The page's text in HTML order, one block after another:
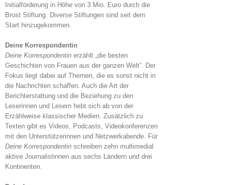
Initialförderung in Höhe von 3 Mio. Euro durch die
Brost Stiftung. Diverse Stiftungen sind seit dem
Start hinzugekommen.
Deine Korrespondentin
Deine Korrespondentin erzählt „die besten
Geschichten von Frauen aus der ganzen Welt”. Der
Fokus liegt dabei auf Themen, die es sonst nicht in
die Nachrichten schaffen. Auch die Art der
Berichterstattung und die Beziehung zu den
Leserinnen und Lesern hebt sich ab von der
Erzählweise klassischer Medien. Zusätzlich zu
Texten gibt es Videos, Podcasts, Videokonferenzen
mit den Unterstützerinnen und Netzwerkabende. Für
Deine Korrespondentin schreiben zehn multimedial
aktive Journalistinnen aus sechs Ländern und drei
Kontinenten.